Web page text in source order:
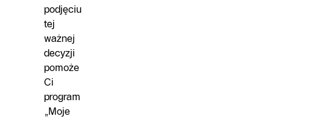
podjęciu
tej
ważnej
decyzji
pomoże
Ci
program
„Moje